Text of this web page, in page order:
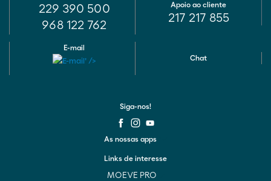
229 390 500
968 122 762
E-mail
Chat
Apoio ao cliente
217 217 855
Links de interesse
MOEVE PRO
As nossas apps
Siga-nos!